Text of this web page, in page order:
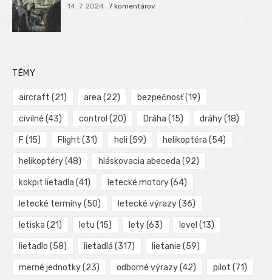
14. 7. 2024 7 komentárov
TÉMY
aircraft (21) area (22) bezpečnosť(19)
civilné (43) control (20) Dráha (15) dráhy(18)
F (15) Flight (31) heli (59) helikoptéra (54)
helikoptéry(48) hláskovacia abeceda (92)
kokpit lietadla (41) letecké motory(64)
letecké termíny(50) letecké výrazy(36)
letiska (21) letu (15) lety(63) level (13)
lietadlo (58) lietadlá (317) lietanie (59)
merné jednotky(23) odborné výrazy(42) pilot (71)